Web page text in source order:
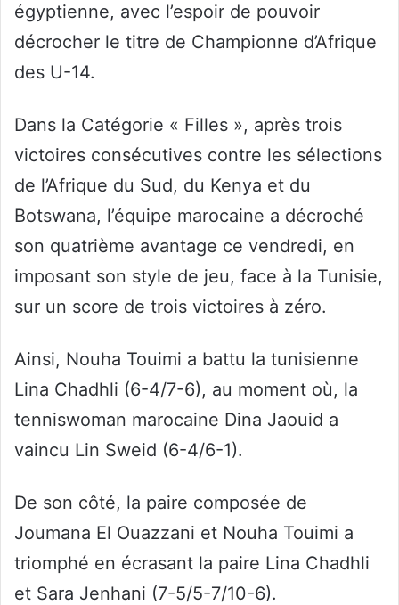
égyptienne, avec l’espoir de pouvoir
décrocher le titre de Championne d’Afrique
des U-14.
Dans la Catégorie « Filles », après trois
victoires consécutives contre les sélections
de l’Afrique du Sud, du Kenya et du
Botswana, l’équipe marocaine a décroché
son quatrième avantage ce vendredi, en
imposant son style de jeu, face à la Tunisie,
sur un score de trois victoires à zéro.
Ainsi, Nouha Touimi a battu la tunisienne
Lina Chadhli (6-4/7-6), au moment où, la
tenniswoman marocaine Dina Jaouid a
vaincu Lin Sweid (6-4/6-1).
De son côté, la paire composée de
Joumana El Ouazzani et Nouha Touimi a
triomphé en écrasant la paire Lina Chadhli
et Sara Jenhani (7-5/5-7/10-6).